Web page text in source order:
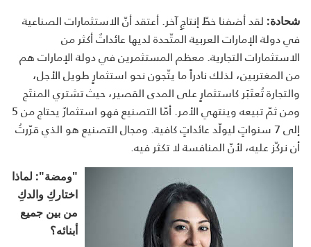
شحادة: لقد أضفنا خطّ إنتاجِ آخر. أعتقد أنّ الاستثمارات الصناعية
في دولة الإمارات العربية المتّحدة لديها عائداتٌ أكثر من
الاستثمارات التجارية. معظم المستثمرين في دولة الإمارات هم
من المغتربين، لذلك نادراً ما يتّجون نحو استثمارٍ طويل الأجل،
والتجارة تُعتَبَر كاستثمارٍ على المدى القصير، حيث تشتري المنتَج
ومن ثمّ تبيعه وينتهي الأمر. أمّا التصنيع فهو استثمارٌ يحتاج من 5
إلى 7 سنواتٍ ليولّد عائداتٍ كافية. ومجال التصنيع هو الذي قرّرتُ
أن نركّز عليه، لأنّ المنافسة لا تكثر فيه.
"ومضة": لماذا
اختاركِ والدكِ
من بين جميع
أبنائه؟